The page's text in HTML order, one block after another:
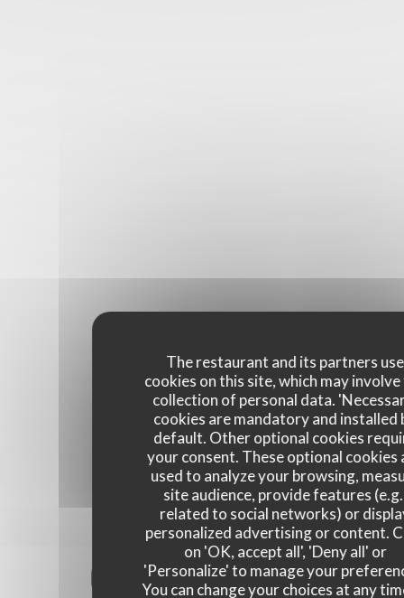
The restaurant and its partners use
cookies on this site, which may
collection of personal data.
cookies are mandatory and installed
default. Other optional cookies
your consent. These optional cookies
used to analyze your browsing,
site audience, provide features
related to social networks) or
personalized advertising or content.
on 'OK, accept all', 'Deny all' or
'Personalize' to manage your
You can change your choices at any
Our customer ratings